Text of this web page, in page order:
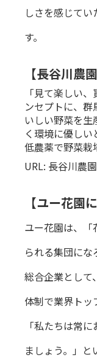
しさを感じて
す。
【長谷川農
「見て楽しい
ンセプトに、
いしい野菜を生
く環境に優し
低農薬で野菜栽
URL: 長谷川農
【ユー花園
ユー花園は、「
られる集団に
総合企業として
体制で業界トッ
「私たちは常
ましょう。」